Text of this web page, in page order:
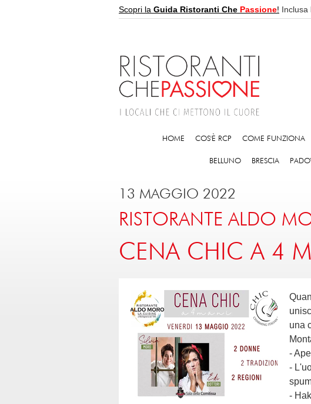
Scopri la Guida Ristoranti Che Passione! Inclusa
HOME COS'È RCP COME FUNZIONA
BELLUNO BRESCIA
13 MAGGIO 2022
RISTORANTE ALDO
CENA CHIC A 4
Quando si incontrano 2 Chef d'eccezione come Edi Dottori e Silvia Moro, quando si
una
-
-
-